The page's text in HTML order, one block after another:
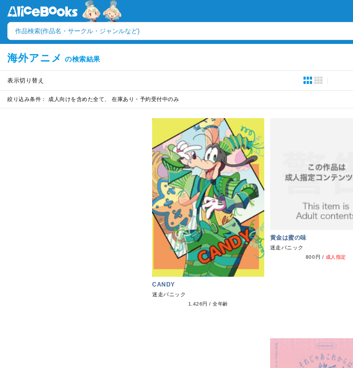
海外アニメ の検索結果
表示切り替え
絞り込み条件： 成人向けを含めた全て、 在庫あり・予約受付中のみ
CANDY
迷走パニック
1,426円 /全年齢
黄金は蜜の味
迷走パニック
800円 / 成人指定